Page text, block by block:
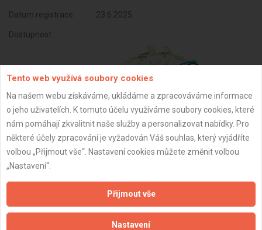
Datum registrace: 23.6.2025
Dostupnost:
ZPĚT
Aktualizováno z portálu ARES dne 23.06.2025 15:34:01
Tento web využívá soubory cookies
Na našem webu získáváme, ukládáme a zpracováváme informace
o jeho uživatelích. K tomuto účelu využíváme soubory cookies, které
nám pomáhají zkvalitnit naše služby a personalizovat nabídky. Pro
některé účely zpracování je vyžadován Váš souhlas, který vyjádříte
volbou „Přijmout vše“. Nastavení cookies můžete změnit volbou
„Nastavení“.
Přijmout vše
Nastavení